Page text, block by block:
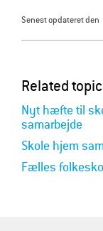
senest opdateret den
Related
Nyt hæfte til
samarbejde
Skole hjem
Fælles